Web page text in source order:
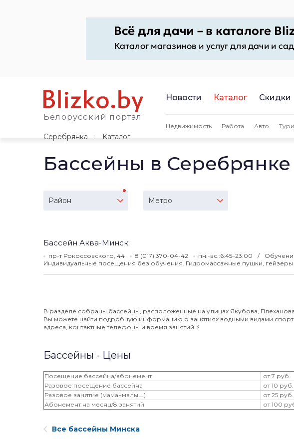
Белорусский портал
Новости Каталог Скидки
Недвижимость Работа Авто
Серебрянка
Каталог
Бассейны в Серебрянке
Район Метро
Бассейн Аква-Минск
пр-т Рокоссовского, 44 8 (017) 370-04-42 пн.-вс.:6:45–23:00
Индивидуальные посещения без обучения. Гидромассажные пушки, гейзеры
В разделе собраны бассейны, расположенные на улицах Якубова,
Вы можете найти подробную информацию о занятиях водными видами
адреса, контактные телефоны и время занятий ⚡️
Бассейны - Цены
Посещение бассейна/абонемент
от 7 руб.
Разовое посещение бассейна
от 10 руб.
Разовое занятие (мама+малыш)
от 25 руб.
Абонемент на месяц/8 занятий
от 100
Все бассейны Минска